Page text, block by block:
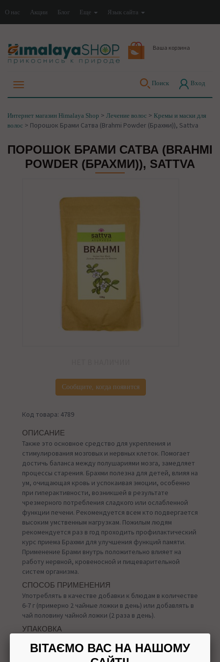
О нас Акции Блог Еще Язык сайта
Ваша корзина
Поиск Вход
Интернет магазин Himalaya Shop > Лечение волос > Кремы и маски для
волос > Порошок Брами Сатва (Brahmi Powder (Брахми)), Sattva
ПОРОШОК БРАМИ САТВА (BRAHMI
POWDER (БРАХМИ)), SATTVA
Сообщите, когда появится
Код товара: 4789
ОПИСАНИЕ
Также это основное средство для укрепления и
стимулирования мозговых и нервных клеток. Помогает
достичь баланса между полушариями мозга, замедляет
процессы старения. Брахми полезна для детей, влияя на
ум, очищающая кровь и успокаивая эмоции, особенно
при гиперактивности, возникшей в результате
чрезмерного потребления сладкого или ослабленной
функции печени. Рекомендуется всем кто подвергается
высоким умственным нагрузкам. Пожилым людям
рекомендуется раз в год проходить профилактический
курс приема Брахми для улучшения функций памяти.
Применение Брами внутрь положительно влияет на
работу нервной, кровеносной и пищеварительной
систем организма.
СПОСОБ ПРИМЕНЕНИЯ
Употреблять в качестве добавки к блюдам в количестве
6-7 г (примерно 2 чайные ложки в день) или добавлять в
чай ​​половину чайной ложки (2 раза в день).
УПАКОВКА
ВІТАЄМО ВАС НА НАШОМУ